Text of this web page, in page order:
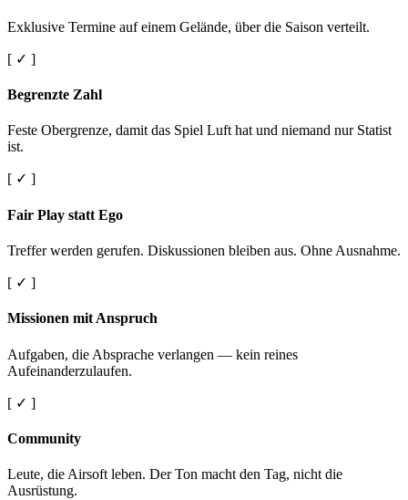
Exklusive Termine auf einem Gelände, über die Saison verteilt.
[ ✓ ]
Begrenzte Zahl
Feste Obergrenze, damit das Spiel Luft hat und niemand nur Statist
ist.
[ ✓ ]
Fair Play statt Ego
Treffer werden gerufen. Diskussionen bleiben aus. Ohne Ausnahme.
[ ✓ ]
Missionen mit Anspruch
Aufgaben, die Absprache verlangen — kein reines
Aufeinanderzulaufen.
[ ✓ ]
Community
Leute, die Airsoft leben. Der Ton macht den Tag, nicht die
Ausrüstung.